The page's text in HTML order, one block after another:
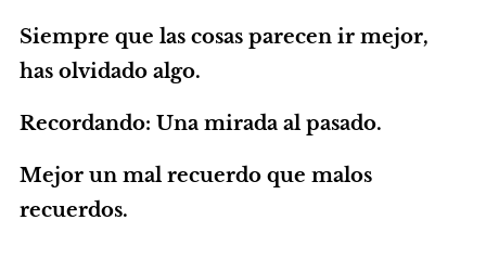
Siempre que las cosas parecen ir mejor,
has olvidado algo.
Recordando: Una mirada al pasado.
Mejor un mal recuerdo que malos
recuerdos.